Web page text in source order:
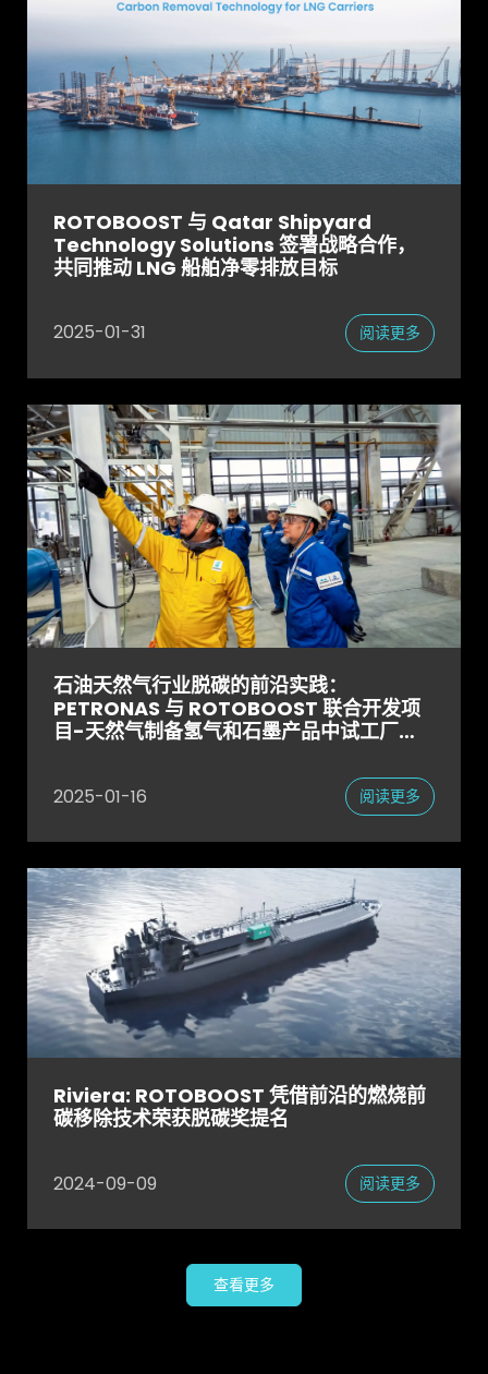
ROTOBOOST 与 Qatar Shipyard
Technology Solutions 签署战略合作，
共同推动 LNG 船舶净零排放目标
2025-01-31 阅读更多
石油天然气行业脱碳的前沿实践：
PETRONAS 与 ROTOBOOST 联合开发项
目-天然气制备氢气和石墨产品中试工厂正
2025-01-16 阅读更多
Riviera: ROTOBOOST 凭借前沿的燃烧前
碳移除技术荣获脱碳奖提名
2024-09-09 阅读更多
查看更多